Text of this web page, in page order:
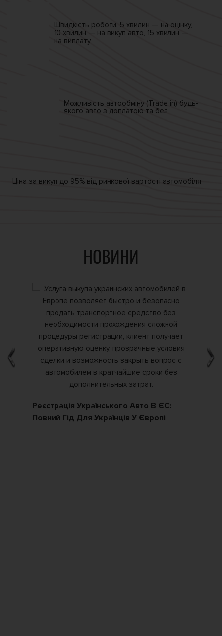
Швидкість роботи. 5 хвилин — на оцінку,
10 хвилин — на викуп авто, 15 хвилин —
на виплату
Можливість автообміну (Trade in) будь-
якого авто з доплатою та без
Ціна за викуп до 95% від ринкової вартості автомобіля
НОВИНИ
Реєстрація Українського Авто В ЄС:
Повний Гід Для Українців У Європі